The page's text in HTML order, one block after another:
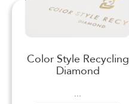
Color Style Recycling
Diamond
...